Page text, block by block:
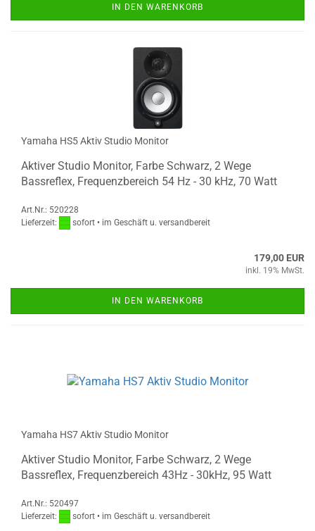
IN DEN WARENKORB
Yamaha HS5 Aktiv Studio Monitor
Aktiver Studio Monitor, Farbe Schwarz, 2 Wege
Bassreflex, Frequenzbereich 54 Hz - 30 kHz, 70 Watt
Art.Nr.: 520228
Lieferzeit:
sofort • im Geschäft u. versandbereit
179,00 EUR
inkl. 19% MwSt.
IN DEN WARENKORB
Yamaha HS7 Aktiv Studio Monitor
Aktiver Studio Monitor, Farbe Schwarz, 2 Wege
Bassreflex, Frequenzbereich 43Hz - 30kHz, 95 Watt
Art.Nr.: 520497
Lieferzeit:
sofort • im Geschäft u. versandbereit